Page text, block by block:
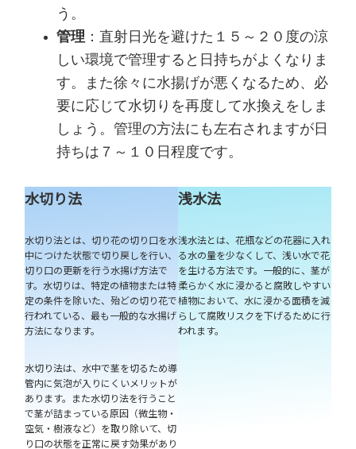
う。
管理 ：直射日光を避けた１５～２０度の涼
しい環境で管理すると日持ちがよくなりま
す。また徐々に水揚げが悪くなるため、必
要に応じて水切りを再度して水換えをしま
しょう。管理の方法にも左右されますが日
持ちは７～１０日程度です。
水切り法
水切り法とは、切り花の切り口を水
中につけた状態で切り戻しを行い、
切り口の更新を行う水揚げ方法で
す。水切りは、特定の植物または特
定の条件を除いた、殆どの切り花で
行われている、最も一般的な水揚げ
方法になります。
水切り法は、水中で茎を切るため導
管内に気泡が入りにくいメリットが
あります。また水切り法を行うこと
で茎が詰まっている原因（微生物・
空気・樹液など）を取り除いて、切
り口の状態を正常に戻す効果があり
浅水法
浅水法とは、花瓶などの花器に入れ
る水の量を少なくして、浅い水で花
を生ける方法です。一般的に、茎が
柔らかく水に浸かると腐敗しやすい
植物において、水に浸かる面積を減
らして腐敗リスクを下げるために行
われます。